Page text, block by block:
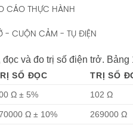
CÁO THỰC HÀNH
CẢM - TỤ ĐIỆN
và đo trị số điện trở. Bảng
SỐ ĐỌC TRỊ SỐ
Ω ± 5% 102 Ω
Ω ± 10% 269000 Ω